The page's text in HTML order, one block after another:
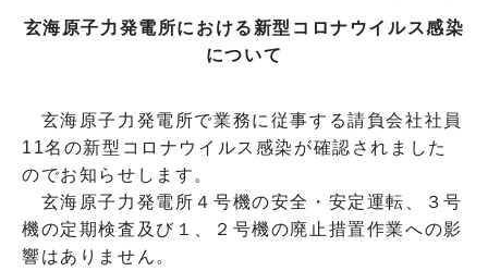
玄海原子力発電所における新型コロナウイルス感染
について
玄海原子力発電所で業務に従事する請負会社社員
11名の新型コロナウイルス感染が確認されました
のでお知らせします。
玄海原子力発電所４号機の安全・安定運転、３号
機の定期検査及び１、２号機の廃止措置作業への影
響はありません。